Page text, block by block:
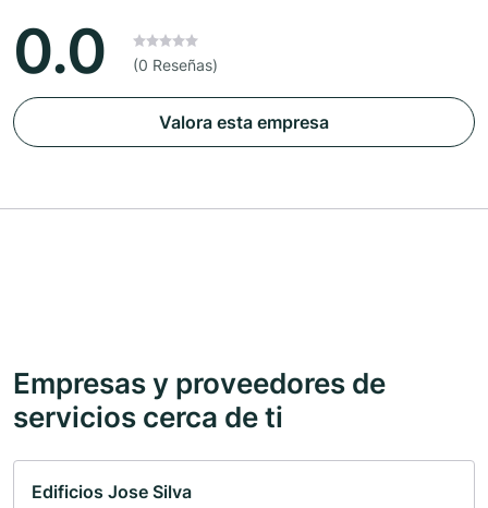
0.0 (0 Reseñas)
Valora esta empresa
Empresas y proveedores de
servicios cerca de ti
Edificios Jose Silva